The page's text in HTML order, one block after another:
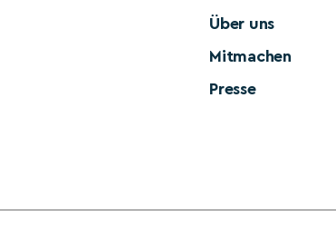
Über uns
Mitmachen
Presse